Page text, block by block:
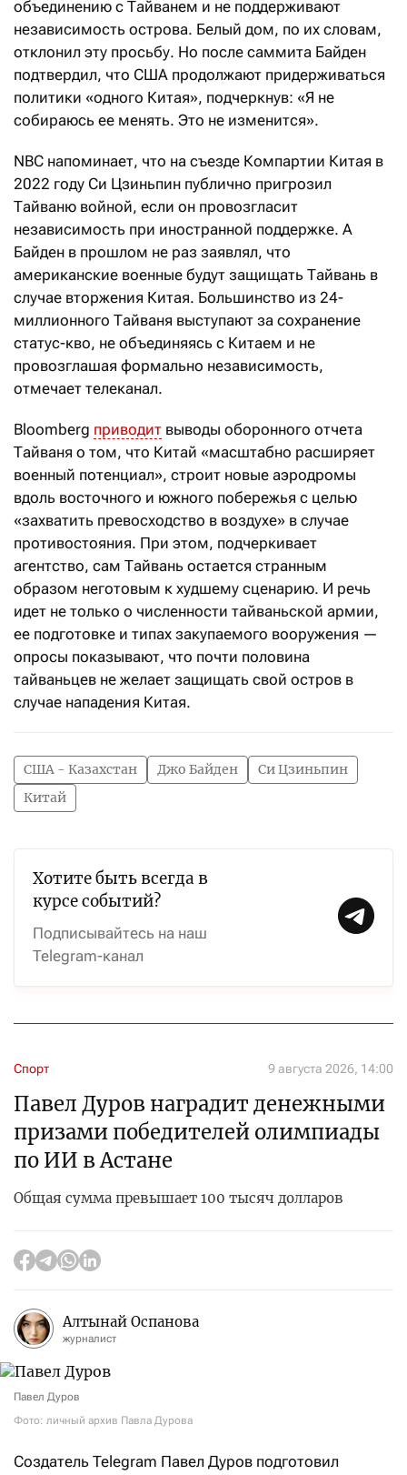
объединению с Тайванем и не поддерживают
независимость острова. Белый дом, по их словам,
отклонил эту просьбу. Но после саммита Байден
подтвердил, что США продолжают придерживаться
политики «одного Китая», подчеркнув: «Я не
собираюсь ее менять. Это не изменится».
NBC напоминает, что на съезде Компартии Китая в
2022 году Си Цзиньпин публично пригрозил
Тайваню войной, если он провозгласит
независимость при иностранной поддержке. А
Байден в прошлом не раз заявлял, что
американские военные будут защищать Тайвань в
случае вторжения Китая. Большинство из 24-
миллионного Тайваня выступают за сохранение
статус-кво, не объединяясь с Китаем и не
провозглашая формально независимость,
отмечает телеканал.
Bloomberg приводит выводы оборонного отчета
Тайваня о том, что Китай «масштабно расширяет
военный потенциал», строит новые аэродромы
вдоль восточного и южного побережья с целью
«захватить превосходство в воздухе» в случае
противостояния. При этом, подчеркивает
агентство, сам Тайвань остается странным
образом неготовым к худшему сценарию. И речь
идет не только о численности тайваньской армии,
ее подготовке и типах закупаемого вооружения —
опросы показывают, что почти половина
тайваньцев не желает защищать свой остров в
случае нападения Китая.
США - Казахстан Джо Байден
Си Цзиньпин
Китай
Хотите быть всегда в
курсе событий?
Подписывайтесь на наш
Telegram-канал
Спорт 9 августа 2026, 14:00
Павел Дуров наградит денежными
призами победителей олимпиады
по ИИ в Астане
Общая сумма превышает 100 тысяч долларов
Алтынай Оспанова
журналист
Павел Дуров
Фото: личный архив Павла Дурова
Создатель Telegram Павел Дуров подготовил